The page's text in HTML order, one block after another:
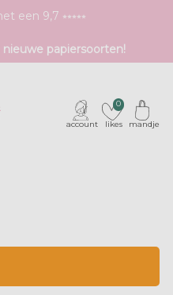
een 9,7 ⭒⭒⭒⭒⭒
met unieke druktechnieken
nieuwe papiersoorten!
account likes
0
mandje